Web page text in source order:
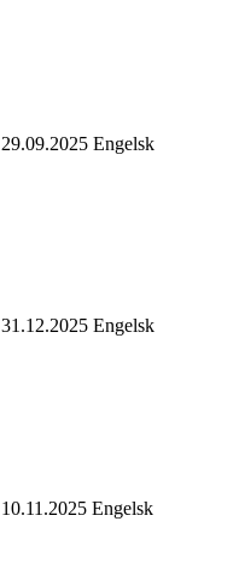
29.09.2025 Engelsk
31.12.2025 Engelsk
10.11.2025 Engelsk